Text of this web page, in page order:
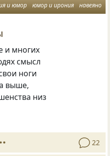
и юмор юмор и ирония навеяно
и многих
смысл
ноги
выше,
низ
22